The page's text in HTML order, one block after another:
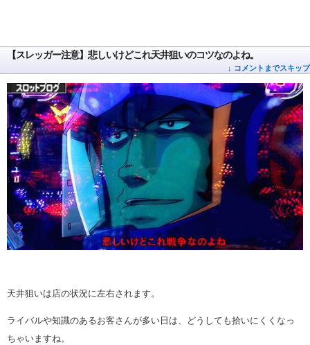
【スレッガー注意】悲しいけどこれ天井狙いのコツなのよね。
↓ コメントまでスキップ
天井狙いは店の状況に左右されます。
ライバルや知識のあるお客さんが多い日は、どうしても拾いにくくなっ
ちゃいますね。